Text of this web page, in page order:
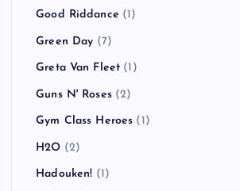
Good Riddance (1)
Green Day (7)
Greta Van Fleet (1)
Guns N' Roses(2)
Gym Class Heroes (1)
H2O (2)
Hadouken! (1)